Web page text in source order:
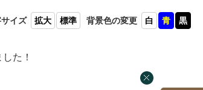
サイズ 拡大 標準 背景色の変更 白 青 黒
た！